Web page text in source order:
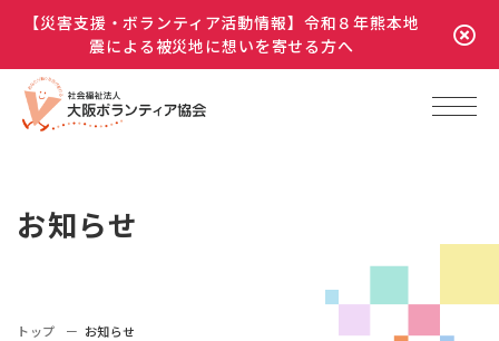
【災害支援・ボランティア活動情報】令和８年熊本地
震による被災地に想いを寄せる方へ
お知らせ
トップ お知らせ